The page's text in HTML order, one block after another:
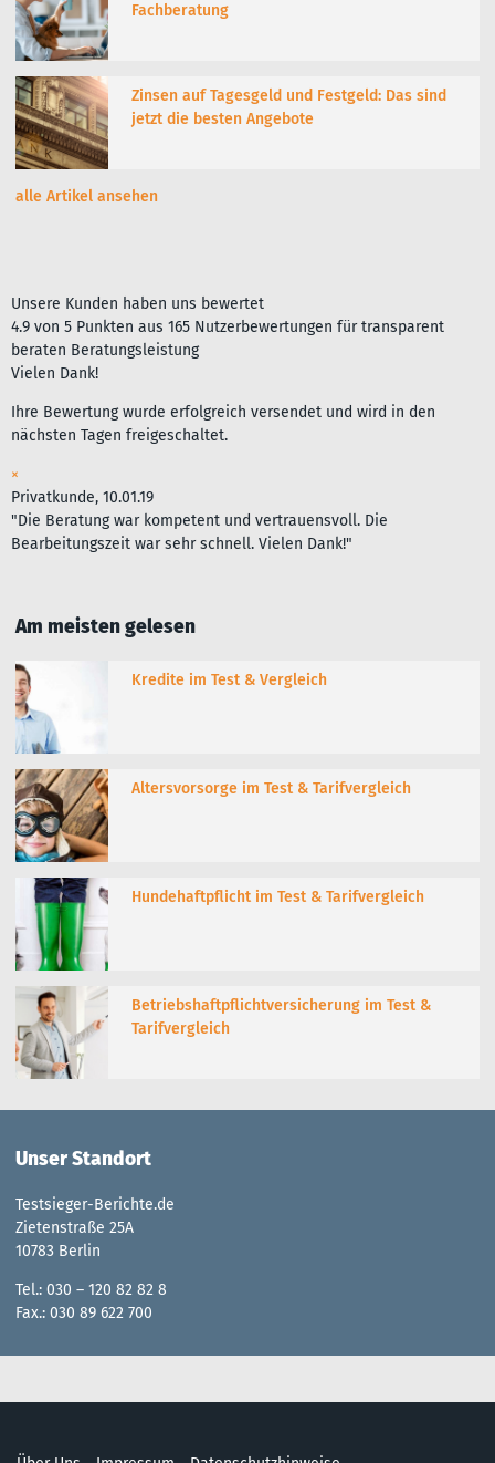
Fachberatung
Zinsen auf Tagesgeld und Festgeld: Das sind
jetzt die besten Angebote
alle Artikel ansehen
Unsere Kunden haben uns bewertet
4.9 von 5 Punkten aus 165 Nutzerbewertungen fürtransparent
beraten Beratungsleistung
Vielen Dank!
Ihre Bewertung wurde erfolgreich versendet und wird in den
nächsten Tagen freigeschaltet.
×
Privatkunde, 10.01.19
"Die Beratung war kompetent und vertrauensvoll. Die
Bearbeitungszeit war sehr schnell. Vielen Dank!"
Am meisten gelesen
Kredite im Test & Vergleich
Altersvorsorge im Test & Tarifvergleich
Hundehaftpflicht im Test & Tarifvergleich
Betriebshaftpflichtversicherung im Test &
Tarifvergleich
Unser Standort
Testsieger-Berichte.de
Zietenstraße 25A
10783 Berlin
Tel.: 030 – 120 82 82 8
Fax.: 030 89 622 700